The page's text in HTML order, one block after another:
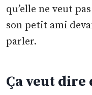
qu’elle ne veut
son petit ami
parler.
Ça veut dire